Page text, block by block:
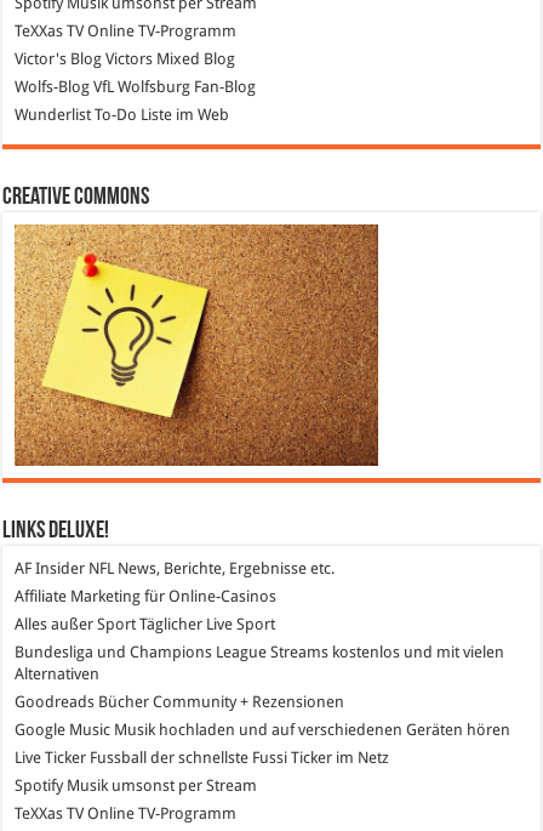
TeXXas TVOnline TV-Programm
Victor's Blog Victors Mixed Blog
Wolfs-Blog VfL Wolfsburg Fan-Blog
Wunderlist To-Do Liste im Web
Creative Commons
Links DeLuXe!
AF Insider NFL News, Berichte, Ergebnisse etc.
Affiliate Marketing für Online-Casinos
Alles außer SportTäglicher Live Sport
Bundesliga und Champions League Streams kostenlos und mit vielen
Alternativen
Goodreads Bücher Community + Rezensionen
Google Music Musik hochladen und auf verschiedenen Geräten hören
Live Ticker Fussball
der schnellste Fussi Ticker im Netz
SpotifyMusik umsonst per Stream
TeXXas TVOnline TV-Programm